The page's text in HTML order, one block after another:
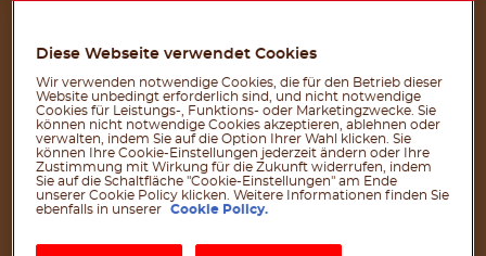
PORTIONEN
60 g nutella®
120 g Mascarpone
50 ml Kaffee
Diese Webseite verwendet Cookies
Wir verwenden notwendige Cookies, die für den Betrieb dieser
Website unbedingt erforderlich sind, und nicht notwendige
Cookies für Leistungs-, Funktions- oder Marketingzwecke. Sie
können nicht notwendige Cookies akzeptieren, ablehnen oder
verwalten, indem Sie auf die Option Ihrer Wahl klicken. Sie
können Ihre Cookie-Einstellungen jederzeit ändern oder Ihre
Zustimmung mit Wirkung für die Zukunft widerrufen, indem
Sie auf die Schaltfläche "Cookie-Einstellungen" am Ende
unserer Cookie Policy klicken. Weitere Informationen finden Sie
ebenfalls in unserer
Cookie Policy.